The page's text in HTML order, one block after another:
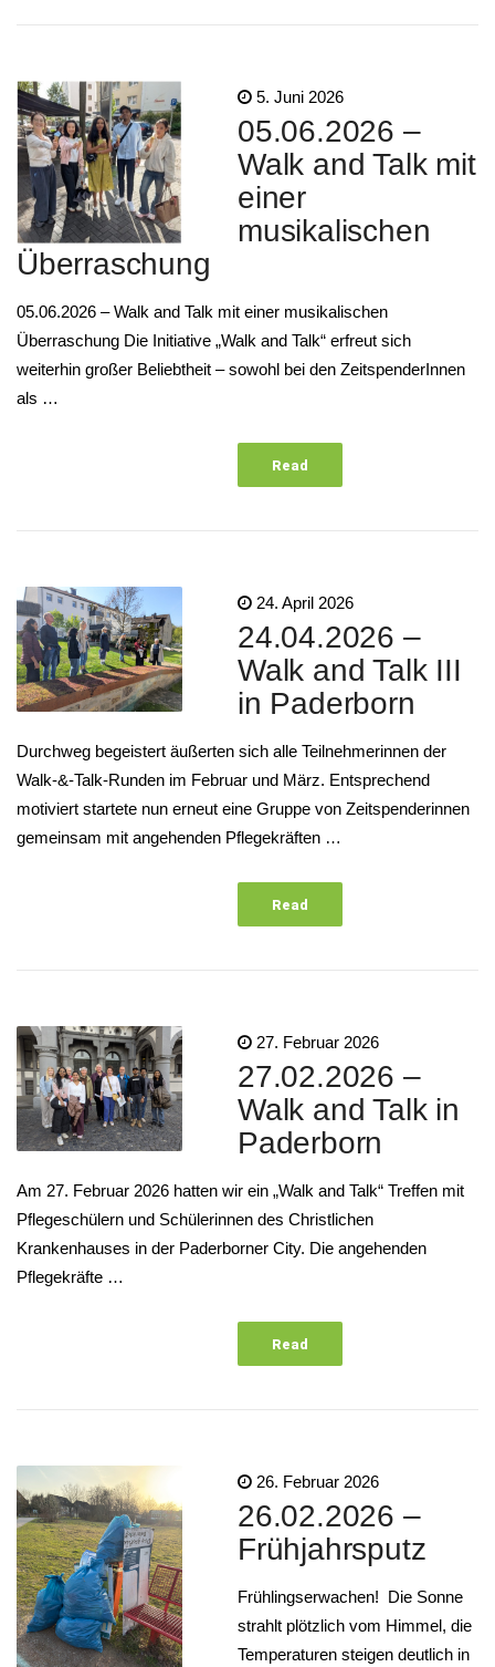
5. Juni 2026
05.06.2026 –
Walk and Talk mit
einer
musikalischen
Überraschung
05.06.2026 – Walk and Talk mit einer musikalischen
Überraschung Die Initiative „Walk and Talk“ erfreut sich
weiterhin großer Beliebtheit – sowohl bei den ZeitspenderInnen
als …
Read
24. April 2026
24.04.2026 –
Walk and Talk III
in Paderborn
Durchweg begeistert äußerten sich alle Teilnehmerinnen der
Walk-&-Talk-Runden im Februar und März. Entsprechend
motiviert startete nun erneut eine Gruppe von Zeitspenderinnen
gemeinsam mit angehenden Pflegekräften …
Read
27. Februar 2026
27.02.2026 –
Walk and Talk in
Paderborn
Am 27. Februar 2026 hatten wir ein „Walk and Talk“ Treffen mit
Pflegeschülern und Schülerinnen des Christlichen
Krankenhauses in der Paderborner City. Die angehenden
Pflegekräfte …
Read
26. Februar 2026
26.02.2026 –
Frühjahrsputz
Frühlingserwachen! Die Sonne
strahlt plötzlich vom Himmel, die
Temperaturen steigen deutlich in